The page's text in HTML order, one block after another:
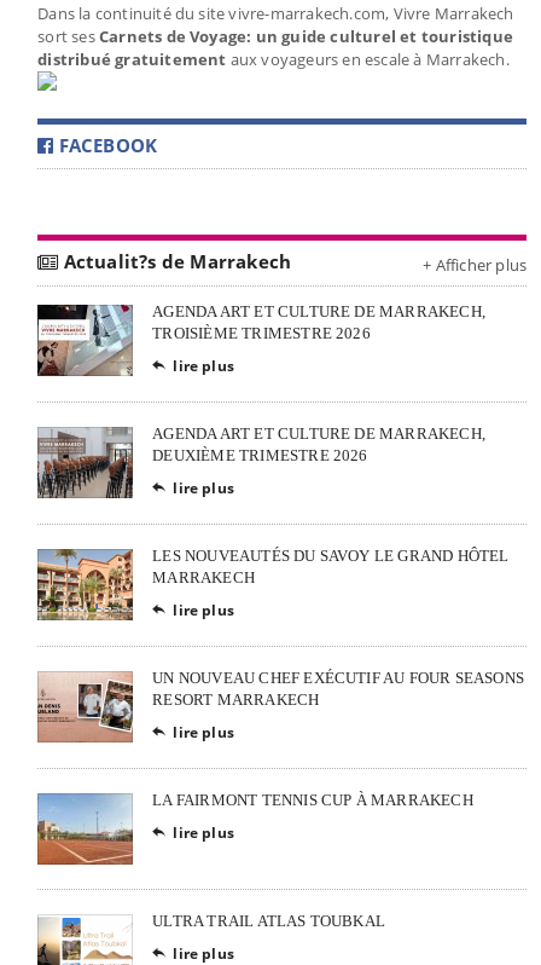
Dans la continuité du site vivre-marrakech.com, Vivre Marrakech
sort sesCarnets de Voyage: un guide culturel et touristique
distribué gratuitement aux voyageurs en escale à Marrakech.
FACEBOOK
Actualit?s de Marrakech + Afficher plus
AGENDA ART ET CULTURE DE MARRAKECH,
TROISIÈME TRIMESTRE 2026
 lire plus
AGENDA ART ET CULTURE DE MARRAKECH,
DEUXIÈME TRIMESTRE 2026
 lire plus
LES NOUVEAUTÉS DU SAVOY LE GRAND HÔTEL
MARRAKECH
 lire plus
UN NOUVEAU CHEF EXÉCUTIF AU FOUR SEASONS
RESORT MARRAKECH
 lire plus
LA FAIRMONT TENNIS CUP À MARRAKECH
 lire plus
ULTRA TRAIL ATLAS TOUBKAL
 lire plus